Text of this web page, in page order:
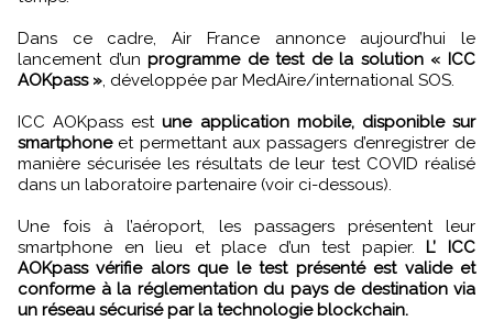
Dans ce cadre, Air France annonce aujourd’hui le
lancement d’unprogramme de test de la solution « ICC
AOKpass », développée par MedAire/international SOS.
ICC AOKpass estune application mobile, disponible sur
smartphone et permettant aux passagers d’enregistrer de
manière sécurisée les résultats de leur test COVID réalisé
dans un laboratoire partenaire (voir ci-dessous).
Une fois à l’aéroport, les passagers présentent leur
smartphone en lieu et place d’un test papier. L’ ICC
AOKpass vérifie alors que le test présenté est valide et
conforme à la réglementation du pays de destination via
un réseau sécurisé par la technologie blockchain.